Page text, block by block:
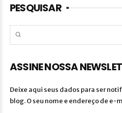
PESQUISAR
ASSINE NOSSA
Deixe aqui seus dados para ser
blog. O seu nome e endereço de e-